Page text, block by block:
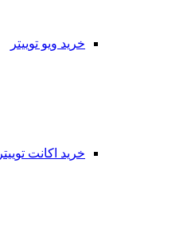
خرید ویو توییتر
خرید اکانت توییتر